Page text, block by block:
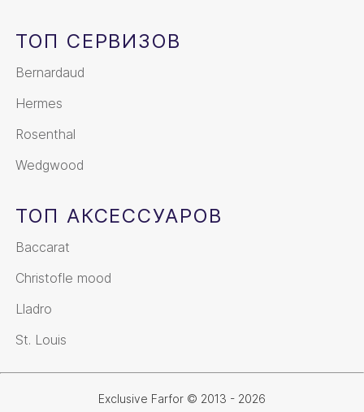
ТОП СЕРВИЗОВ
Bernardaud
Hermes
Rosenthal
Wedgwood
ТОП АКСЕССУАРОВ
Baccarat
Christofle mood
Lladro
St. Louis
Exclusive Farfor © 2013 - 2026